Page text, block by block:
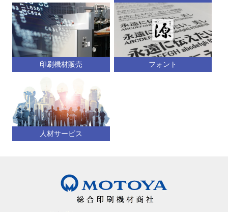
印刷機材販売 フォント
人材サービス